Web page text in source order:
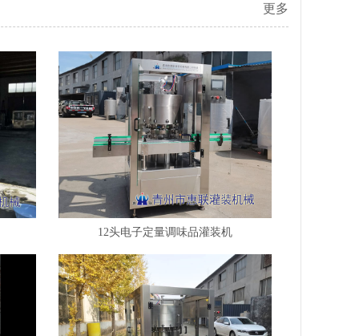
更多
12头电子定量调味品灌装机